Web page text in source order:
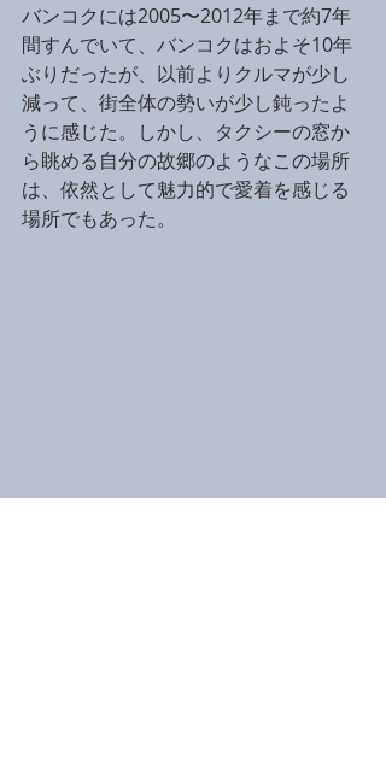
バンコクには2005〜2012年まで約7年
間すんでいて、バンコクはおよそ10年
ぶりだったが、以前よりクルマが少し
減って、街全体の勢いが少し鈍ったよ
うに感じた。しかし、タクシーの窓か
ら眺める自分の故郷のようなこの場所
は、依然として魅力的で愛着を感じる
場所でもあった。